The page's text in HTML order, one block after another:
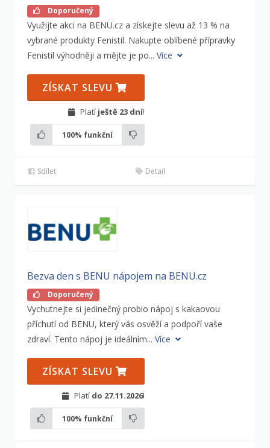
Doporučený
Využijte akci na BENU.cz a získejte slevu až 13 % na
vybrané produkty Fenistil. Nakupte oblíbené přípravky
Fenistil výhodněji a mějte je po... Více
ZÍSKAT SLEVU
Platí ještě 23 dní!
100% funkční
Sdílet Detail
Bezva den s BENU nápojem na BENU.cz
Doporučený
Vychutnejte si jedinečný probio nápoj s kakaovou
příchutí od BENU, který vás osvěží a podpoří vaše
zdraví. Tento nápoj je ideálním... Více
ZÍSKAT SLEVU
Platí do 27.11.2026!
100% funkční